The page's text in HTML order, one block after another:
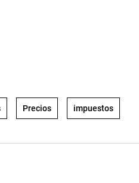
Precios impuestos